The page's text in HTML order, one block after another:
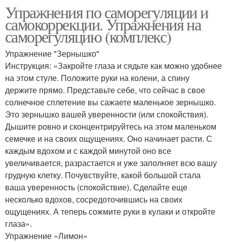
Упражнения по саморегуляции и
самокоррекции. Упражнения на
саморегуляцию (комплекс)
Упражнение "Зернышко"
Инструкция: «Закройте глаза и сядьте как можно удобнее
на этом стуле. Положите руки на колени, а спину
держите прямо. Представьте себе, что сейчас в свое
солнечное сплетение вы сажаете маленькое зернышко.
Это зернышко вашей уверенности (или спокойствия).
Дышите ровно и сконцентрируйтесь на этом маленьком
семечке и на своих ощущениях. Оно начинает расти. С
каждым вдохом и с каждой минутой оно все
увеличивается, разрастается и уже заполняет всю вашу
грудную клетку. Почувствуйте, какой большой стала
ваша уверенность (спокойствие). Сделайте еще
несколько вдохов, сосредоточившись на своих
ощущениях. А теперь сожмите руки в кулаки и откройте
глаза».
Упражнение «Лимон»